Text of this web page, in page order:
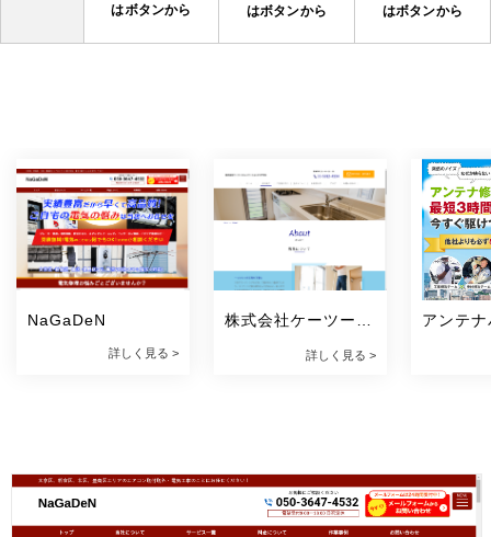
はボタンから
はボタンから
はボタンから
NaGaDeN
詳しく見る >
株式会社ケーツーコ
詳しく見る >
アンテ